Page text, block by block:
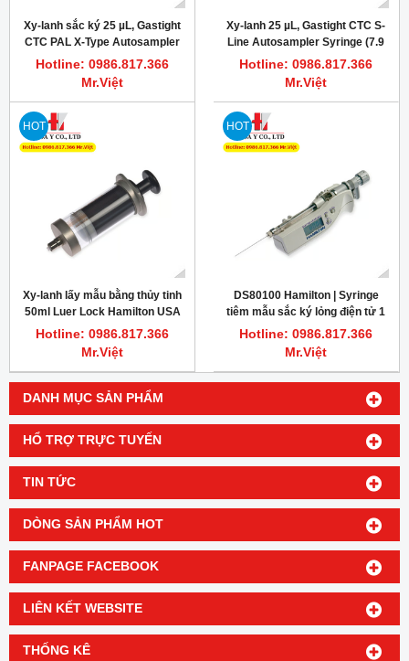
DANH MỤC SẢN PHẨM
HỔ TRỢ TRỰC TUYẾN
TIN TỨC
DÒNG SẢN PHẨM HOT
FANPAGE FACEBOOK
LIÊN KẾT WEBSITE
THỐNG KÊ
Xy-lanh sắc ký 25 µL, Gastight
CTC PAL X-Type Autosampler
Syringe (7.9 mm), PN: 204475
Hotline: 0986.817.366
Mr.Việt
Xy-lanh 25 µL, Gastight CTC S-
Line Autosampler Syringe (7.9
mm), PN: 67446-01
Hotline: 0986.817.366
Mr.Việt
HOT
Xy-lanh lấy mẫu bằng thủy tinh
50ml Luer Lock Hamilton USA
Hotline: 0986.817.366
Mr.Việt
HOT
DS80100 Hamilton | Syringe
tiêm mẫu sắc ký lỏng điện tử 1
µL Microliter Knurled Hub
Hotline: 0986.817.366
Mr.Việt